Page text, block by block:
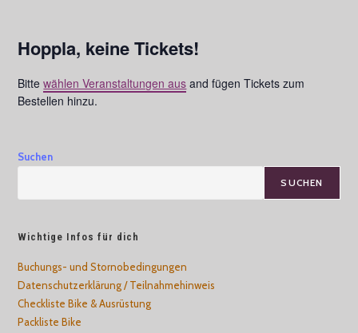
Hoppla, keine Tickets!
Bittewählen Veranstaltungen aus and fügen Tickets zum
Bestellen hinzu.
Suchen
SUCHEN
Wichtige Infos für dich
Buchungs- und Stornobedingungen
Datenschutzerklärung / Teilnahmehinweis
Checkliste Bike & Ausrüstung
Packliste Bike